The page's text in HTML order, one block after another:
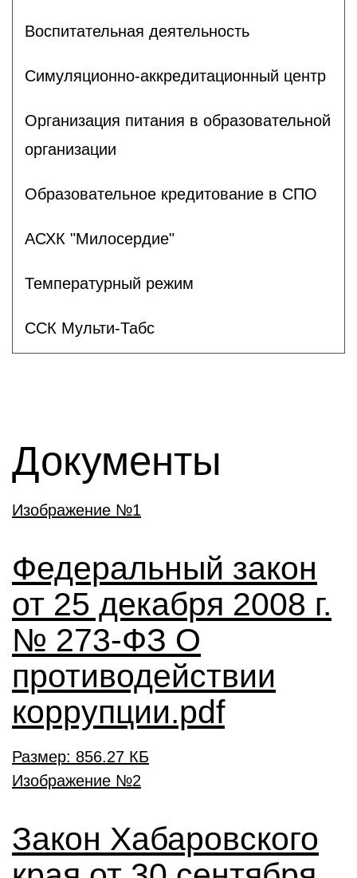
Воспитательная деятельность
Симуляционно-аккредитационный центр
Организация питания в образовательной
организации
Образовательное кредитование в СПО
АСХК "Милосердие"
Температурный режим
ССК Мульти-Табс
Документы
Федеральный закон
от 25 декабря 2008 г.
№ 273-ФЗ О
противодействии
коррупции.pdf
Размер: 856.27 КБ
Закон Хабаровского